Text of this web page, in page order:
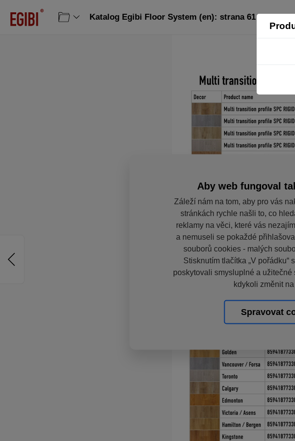
Katalog Egibi Floor System (en): strana 61
Aby web fungoval
Záleží nám na tom, aby pro vás
stránkách rychle našli to, co
reklamy na věci, které vás
a nemuseli se pokaždé
souborů cookies - malých
Stisknutím tlačítka „V
poskytovali smysluplné a
kdykoli změnit
Spravovat